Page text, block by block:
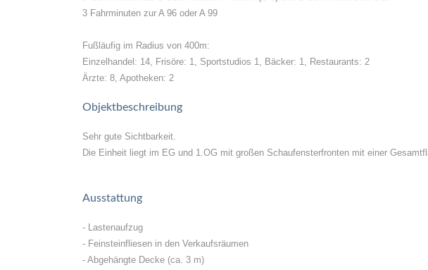
3 Fahrminuten zur A 96 oder A 99
Fußläufig im Radius von 400m:
Einzelhandel: 14, Frisöre: 1, Sportstudios 1, Bäcker: 1, Restaurants: 2
Ärzte: 8, Apotheken: 2
Objektbeschreibung
Sehr gute Sichtbarkeit.
Die Einheit liegt im EG und 1.OG mit großen Schaufensterfronten mit einer
Ausstattung
- Lastenaufzug
- Feinsteinfliesen in den Verkaufsräumen
- Abgehängte Decke (ca. 3 m)